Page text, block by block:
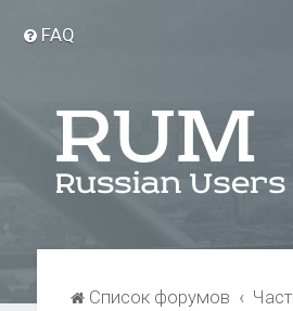
FAQ
Список форумов